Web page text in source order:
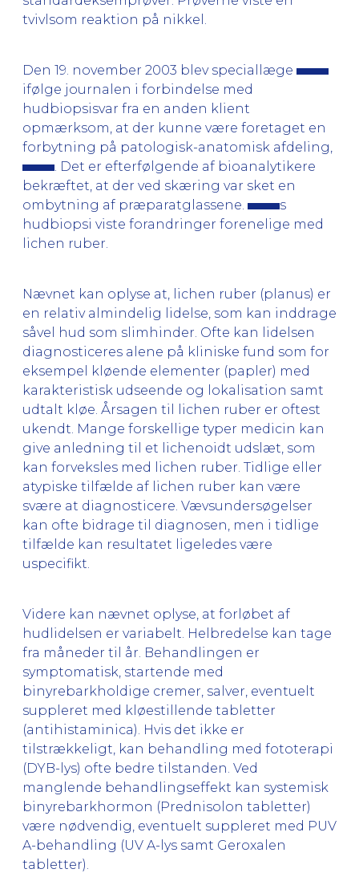
tvivlsom reaktion på nikkel.
Den 19. november 2003 blev speciallæge
ifølge journalen i forbindelse med
hudbiopsisvar fra en anden klient
opmærksom, at der kunne være foretaget en
forbytning på patologisk-anatomisk afdeling,
. Det er efterfølgende af bioanalytikere
bekræftet, at der ved skæring var sket en
ombytning af præparatglassene.
s
hudbiopsi viste forandringer forenelige med
lichen ruber.
Nævnet kan oplyse at, lichen ruber (planus) er
en relativ almindelig lidelse, som kan inddrage
såvel hud som slimhinder. Ofte kan lidelsen
diagnosticeres alene på kliniske fund som for
eksempel kløende elementer (papler) med
karakteristisk udseende og lokalisation samt
udtalt kløe. Årsagen til lichen ruber er oftest
ukendt. Mange forskellige typer medicin kan
give anledning til et lichenoidt udslæt, som
kan forveksles med lichen ruber. Tidlige eller
atypiske tilfælde af lichen ruber kan være
svære at diagnosticere. Vævsundersøgelser
kan ofte bidrage til diagnosen, men i tidlige
tilfælde kan resultatet ligeledes være
uspecifikt.
Videre kan nævnet oplyse, at forløbet af
hudlidelsen er variabelt. Helbredelse kan tage
fra måneder til år. Behandlingen er
symptomatisk, startende med
binyrebarkholdige cremer, salver, eventuelt
suppleret med kløestillende tabletter
(antihistaminica). Hvis det ikke er
tilstrækkeligt, kan behandling med fototerapi
(DYB-lys) ofte bedre tilstanden. Ved
manglende behandlingseffekt kan systemisk
binyrebarkhormon (Prednisolon tabletter)
være nødvendig, eventuelt suppleret med PUV
A-behandling (UV A-lys samt Geroxalen
tabletter).